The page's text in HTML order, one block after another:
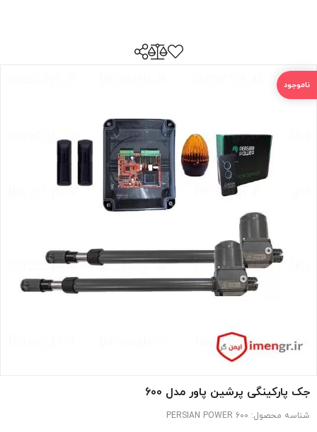
جک پارکینگی پرشین پاور مدل 600
شناسه محصول: PERSIAN POWER 600